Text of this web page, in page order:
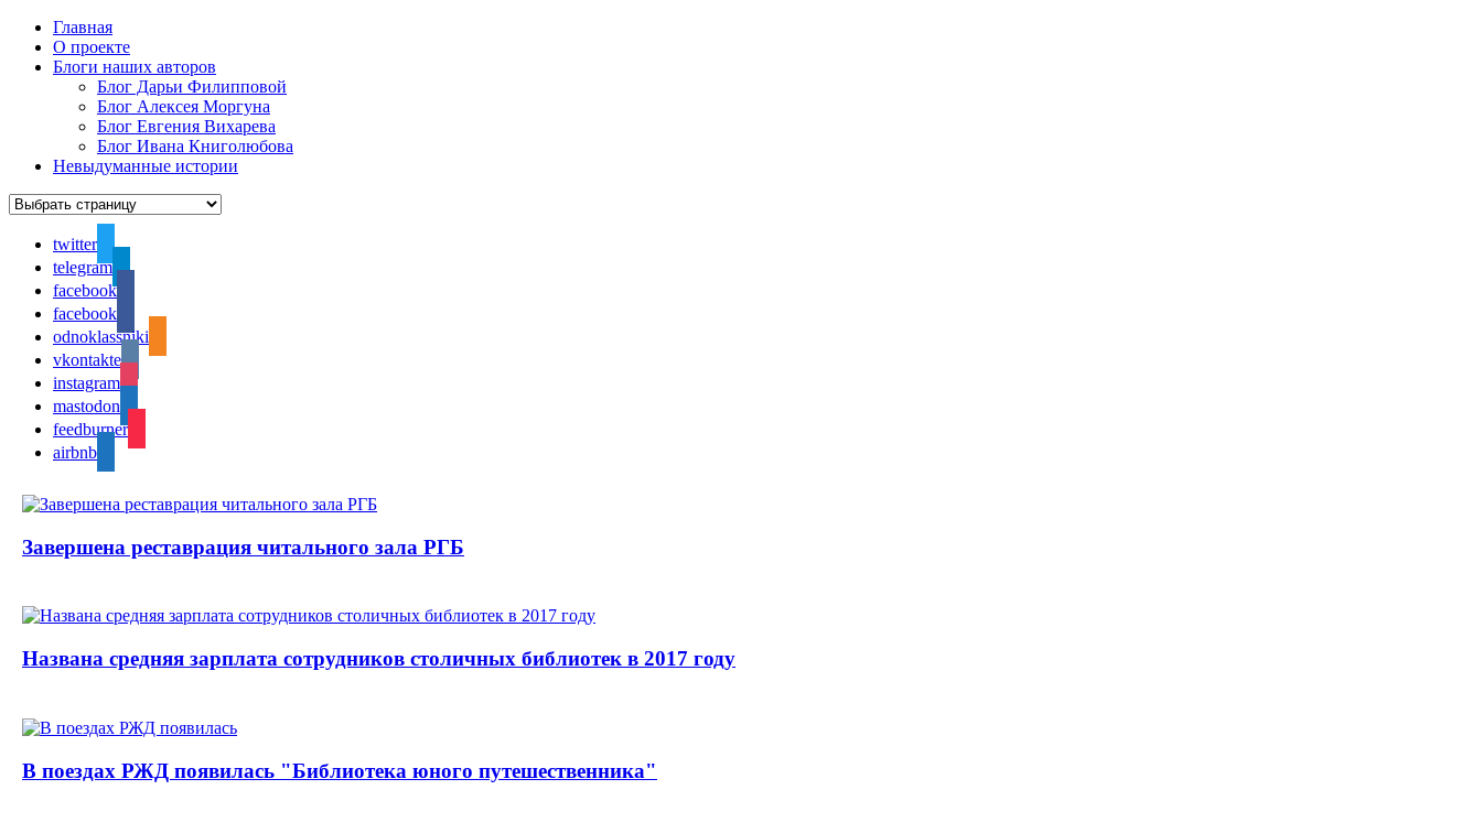
Главная
О проекте
Блоги наших авторов
Блог Дарьи Филипповой
Блог Алексея Моргуна
Блог Евгения Вихарева
Блог Ивана Книголюбова
Невыдуманные истории
twitter
telegram
facebook
facebook
odnoklassniki
vkontakte
instagram
mastodon
feedburner
airbnb
Завершена реставрация читального зала РГБ
Названа средняя зарплата сотрудников столичных библиотек в 2017 году
В поездах РЖД появилась "Библиотека юного путешественника"